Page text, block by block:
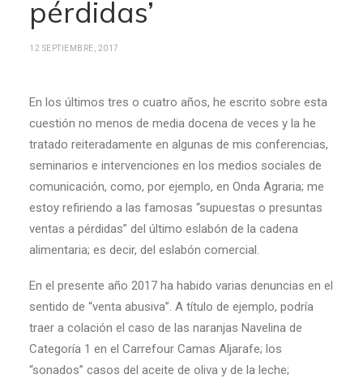
pérdidas’
12 SEPTIEMBRE, 2017
En los últimos tres o cuatro años, he escrito sobre esta
cuestión no menos de media docena de veces y la he
tratado reiteradamente en algunas de mis conferencias,
seminarios e intervenciones en los medios sociales de
comunicación, como, por ejemplo, en Onda Agraria; me
estoy refiriendo a las famosas “supuestas o presuntas
ventas a pérdidas” del último eslabón de la cadena
alimentaria; es decir, del eslabón comercial.
En el presente año 2017 ha habido varias denuncias en el
sentido de “venta abusiva”. A título de ejemplo, podría
traer a colación el caso de las naranjas Navelina de
Categoría 1 en el Carrefour Camas Aljarafe; los
“sonados” casos del aceite de oliva y de la leche;